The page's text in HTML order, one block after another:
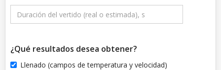
¿Qué resultados desea obtener?
Llenado (campos de temperatura y velocidad)